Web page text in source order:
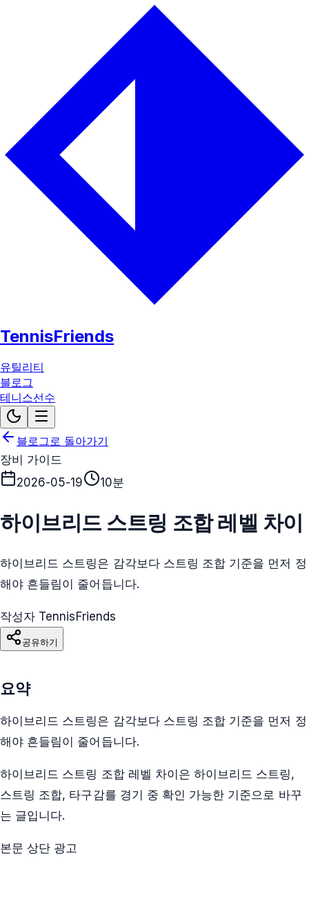
TennisFriends
유틸리티
블로그
테니스선수
블로그로 돌아가기
장비 가이드
2026-05-19
10분
하이브리드 스트링 조합 레벨 차이
하이브리드 스트링은 감각보다 스트링 조합 기준을 먼저 정
해야 흔들림이 줄어듭니다.
작성자 TennisFriends
공유하기
요약
하이브리드 스트링은 감각보다 스트링 조합 기준을 먼저 정
해야 흔들림이 줄어듭니다.
하이브리드 스트링 조합 레벨 차이은 하이브리드 스트링,
스트링 조합, 타구감를 경기 중 확인 가능한 기준으로 바꾸
는 글입니다.
본문 상단 광고